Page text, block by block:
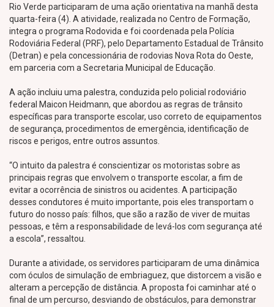
Rio Verde participaram de uma ação orientativa na manhã desta
quarta-feira (4). A atividade, realizada no Centro de Formação,
integra o programa Rodovida e foi coordenada pela Polícia
Rodoviária Federal (PRF), pelo Departamento Estadual de Trânsito
(Detran) e pela concessionária de rodovias Nova Rota do Oeste,
em parceria com a Secretaria Municipal de Educação.
A ação incluiu uma palestra, conduzida pelo policial rodoviário
federal Maicon Heidmann, que abordou as regras de trânsito
específicas para transporte escolar, uso correto de equipamentos
de segurança, procedimentos de emergência, identificação de
riscos e perigos, entre outros assuntos.
“O intuito da palestra é conscientizar os motoristas sobre as
principais regras que envolvem o transporte escolar, a fim de
evitar a ocorrência de sinistros ou acidentes. A participação
desses condutores é muito importante, pois eles transportam o
futuro do nosso país: filhos, que são a razão de viver de muitas
pessoas, e têm a responsabilidade de levá-los com segurança até
a escola”, ressaltou.
Durante a atividade, os servidores participaram de uma dinâmica
com óculos de simulação de embriaguez, que distorcem a visão e
alteram a percepção de distância. A proposta foi caminhar até o
final de um percurso, desviando de obstáculos, para demonstrar